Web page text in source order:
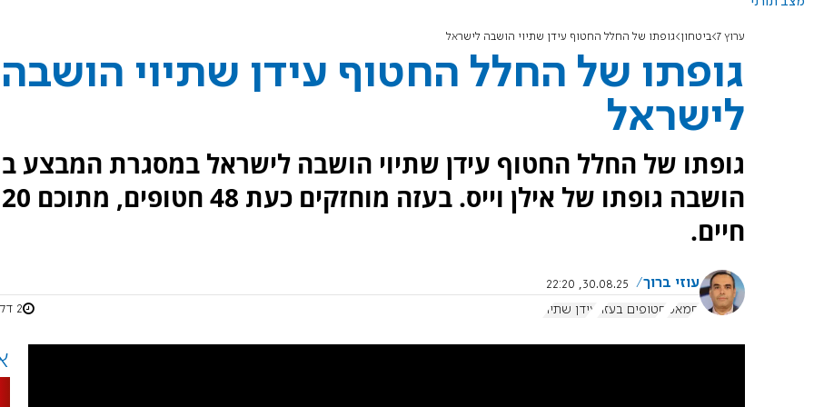
ערוץ 7 ביטחון גופתו של החלל החטוף עידן שתיוי הושבה לישראל
גופתו של החלל החטוף עידן שתיוי הושבה
לישראל
גופתו של החלל החטוף עידן שתיוי הושבה לישראל במסגרת המבצע
הושבה גופתו של אילן וייס. בעזה מוחזקים כעת 48 חטופים, מתוכם 20
חיים.
עוזי ברוך
30.08.25, 22:20
חמאס חטופים בעזה עידן שתיוי 2 דקות